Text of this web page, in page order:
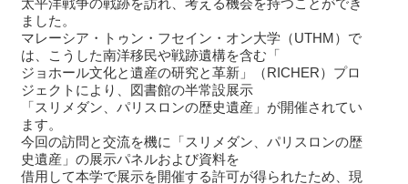
ました。
マレーシア・トゥン・フセイン・オン大学（UTHM）で
は、こうした南洋移民や戦跡遺構を含む「
ジョホール文化と遺産の研究と革新」（RICHER）プロ
ジェクトにより、図書館の半常設展示
「スリメダン、パリスロンの歴史遺産」が開催されてい
ます。
今回の訪問と交流を機に「スリメダン、パリスロンの歴
史遺産」の展示パネルおよび資料を
借用して本学で展示を開催する許可が得られたため、現